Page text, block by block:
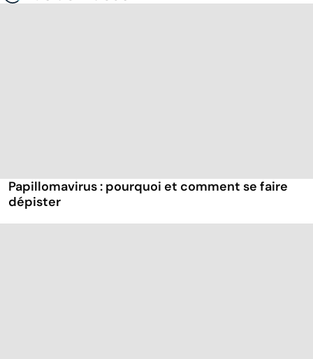
Papillomavirus : pourquoi et comment se faire
dépister